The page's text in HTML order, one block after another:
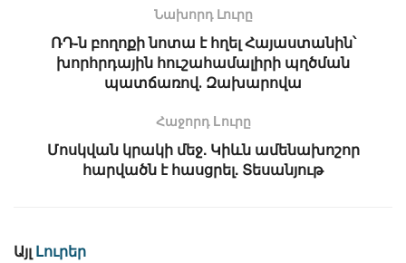
Նախորդ Լուրը
ՌԴ-ն բողոքի նոտա է հղել Հայաստանին՝
խորհրդային հուշահամալիրի պղծման
պատճառով․ Զախարովա
Հաջորդ Lուրը
Մոսկվան կրակի մեջ. Կիևն ամենախոշոր
հարվածն է հասցրել. Տեսանյութ
Այլ Լուրեր